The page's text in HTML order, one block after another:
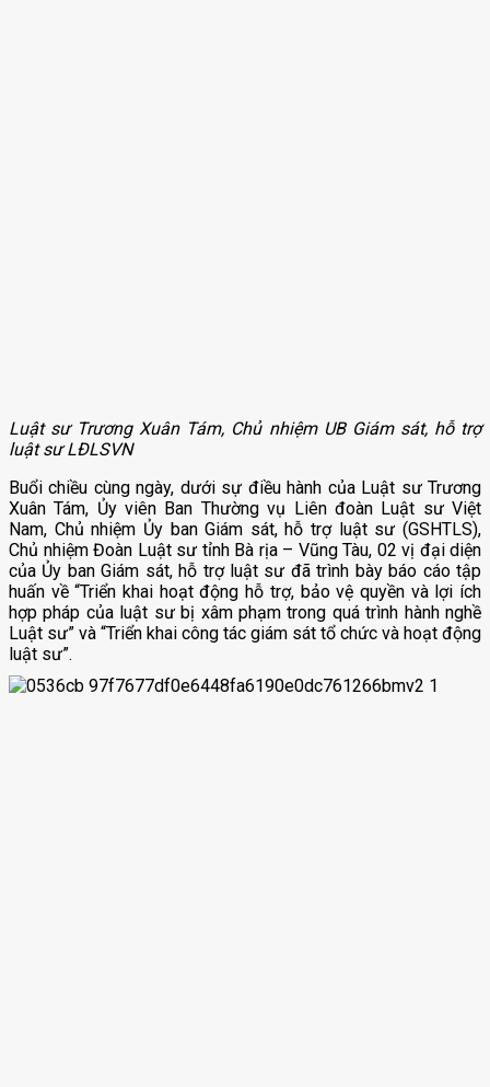
Luật sư Trương Xuân Tám, Chủ nhiệm UB Giám sát, hỗ trợ
luật sư LĐLSVN
Buổi chiều cùng ngày, dưới sự điều hành của Luật sư Trương
Xuân Tám, Ủy viên Ban Thường vụ Liên đoàn Luật sư Việt
Nam, Chủ nhiệm Ủy ban Giám sát, hỗ trợ luật sư (GSHTLS),
Chủ nhiệm Đoàn Luật sư tỉnh Bà rịa – Vũng Tàu, 02 vị đại diện
của Ủy ban Giám sát, hỗ trợ luật sư đã trình bày báo cáo tập
huấn về “Triển khai hoạt động hỗ trợ, bảo vệ quyền và lợi ích
hợp pháp của luật sư bị xâm phạm trong quá trình hành nghề
Luật sư” và “Triển khai công tác giám sát tổ chức và hoạt động
luật sư”.